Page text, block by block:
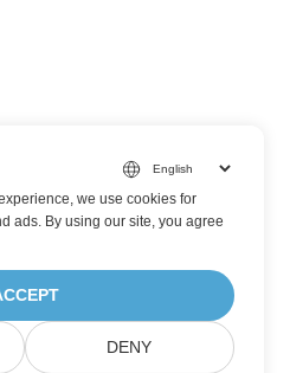
we use cookies for
ads. By using our site, you agree
DENY